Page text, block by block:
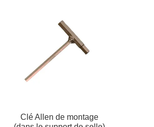
STRIDA
(blanche)
Clé Allen de montage